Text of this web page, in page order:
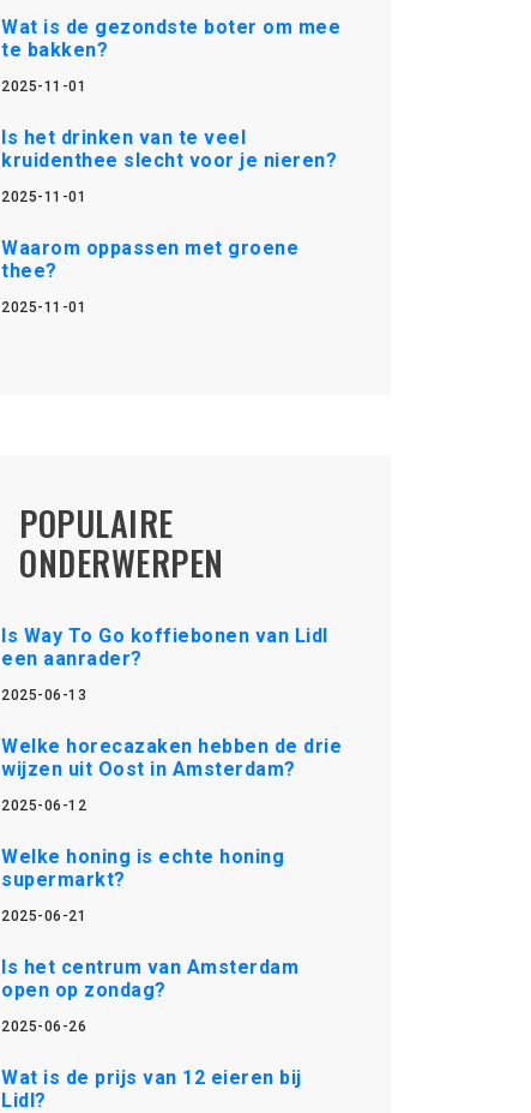
Wat is de gezondste boter om mee
te bakken?
2025-11-01
Is het drinken van te veel
kruidenthee slecht voor je nieren?
2025-11-01
Waarom oppassen met groene
thee?
2025-11-01
POPULAIRE
ONDERWERPEN
Is Way To Go koffiebonen van Lidl
een aanrader?
2025-06-13
Welke horecazaken hebben de drie
wijzen uit Oost in Amsterdam?
2025-06-12
Welke honing is echte honing
supermarkt?
2025-06-21
Is het centrum van Amsterdam
open op zondag?
2025-06-26
Wat is de prijs van 12 eieren bij
Lidl?